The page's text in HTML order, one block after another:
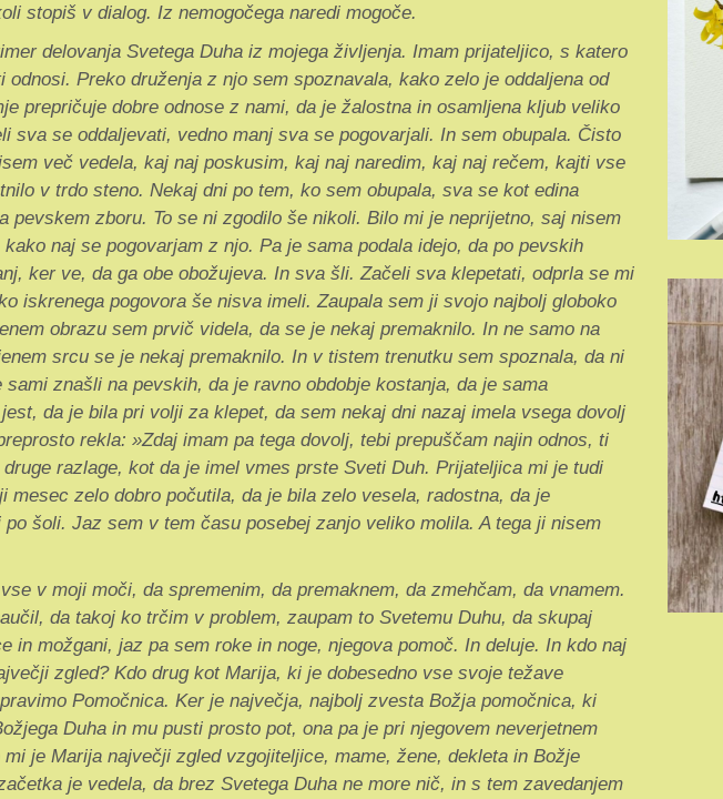
stopiš v dialog. Iz nemogočega naredi mogoče.
delovanja Svetega Duha iz mojega življenja. Imam prijateljico, s katero
odnosi. Preko druženja z njo sem spoznavala, kako zelo je oddaljena od
prepričuje dobre odnose z nami, da je žalostna in osamljena kljub veliko
sva se oddaljevati, vedno manj sva se pogovarjali. In sem obupala. Čisto
več vedela, kaj naj poskusim, kaj naj naredim, kaj naj rečem, kajti vse
v trdo steno. Nekaj dni po tem, ko sem obupala, sva se kot edina
pevskem zboru. To se ni zgodilo še nikoli. Bilo mi je neprijetno, saj nisem
naj se pogovarjam z njo. Pa je sama podala idejo, da po pevskih
ker ve, da ga obe obožujeva. In sva šli. Začeli sva klepetati, odprla se mi
iskrenega pogovora še nisva imeli. Zaupala sem ji svojo najbolj globoko
obrazu sem prvič videla, da se je nekaj premaknilo. In ne samo na
srcu se je nekaj premaknilo. In v tistem trenutku sem spoznala, da ni
znašli na pevskih, da je ravno obdobje kostanja, da je sama
da je bila pri volji za klepet, da sem nekaj dni nazaj imela vsega dovolj
rekla: »Zdaj imam pa tega dovolj, tebi prepuščam najin odnos, ti
razlage, kot da je imel vmes prste Sveti Duh. Prijateljica mi je tudi
mesec zelo dobro počutila, da je bila zelo vesela, radostna, da je
šoli. Jaz sem v tem času posebej zanjo veliko molila. A tega ji nisem
v moji moči, da spremenim, da premaknem, da zmehčam, da vnamem.
da takoj ko trčim v problem, zaupam to Svetemu Duhu, da skupaj
in možgani, jaz pa sem roke in noge, njegova pomoč. In deluje. In kdo naj
zgled? Kdo drug kot Marija, ki je dobesedno vse svoje težave
Pomočnica. Ker je največja, najbolj zvesta Božja pomočnica, ki
Duha in mu pusti prosto pot, ona pa je pri njegovem neverjetnem
je Marija največji zgled vzgojiteljice, mame, žene, dekleta in Božje
je vedela, da brez Svetega Duha ne more nič, in s tem zavedanjem